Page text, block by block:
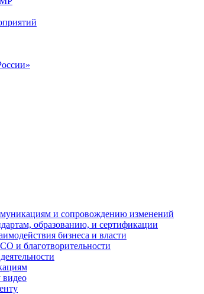
и сопровождению изменений
образованию, и сертификации
бизнеса и власти
и благотворительности
видео